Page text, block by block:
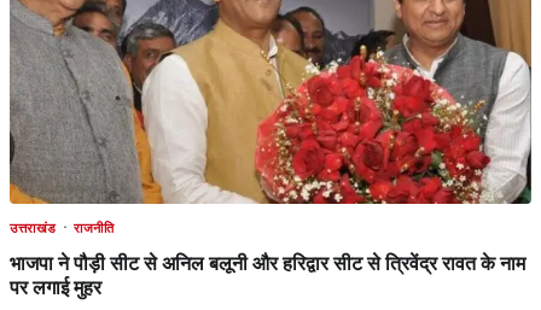
उत्तराखंड राजनीति
भाजपा ने पौड़ी सीट से अनिल बलूनी और हरिद्वार सीट से त्रिवेंद्र रावत के नाम
पर लगाई मुहर